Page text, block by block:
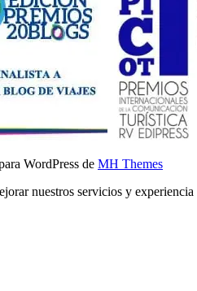
WordPress de MH Themes
nuestros servicios y